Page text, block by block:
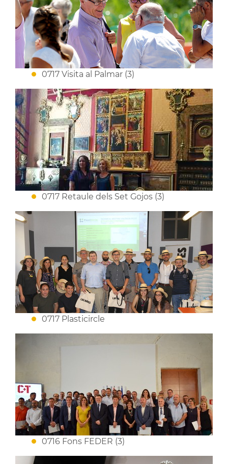
0717 Visita al Palmar (3)
0717 Retaule dels Set Gojos (3)
0717 Plasticircle
0716 Fons FEDER (3)